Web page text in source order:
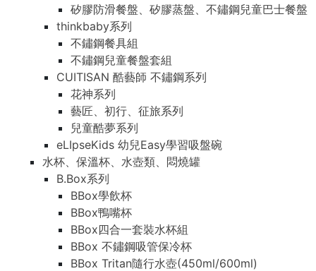
矽膠防滑餐盤、矽膠蒸盤、不鏽鋼兒童巴士餐盤
thinkbaby系列
不鏽鋼餐具組
不鏽鋼兒童餐盤套組
CUITISAN 酷藝師 不鏽鋼系列
花神系列
藝匠、初行、征旅系列
兒童酷夢系列
eLIpseKids 幼兒Easy學習吸盤碗
水杯、保溫杯、水壺類、悶燒罐
B.Box系列
BBox學飲杯
BBox鴨嘴杯
BBox四合一套裝水杯組
BBox 不鏽鋼吸管保冷杯
BBox Tritan隨行水壺(450ml/600ml)